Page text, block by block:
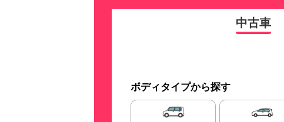
中古車
ボディタイプから探す